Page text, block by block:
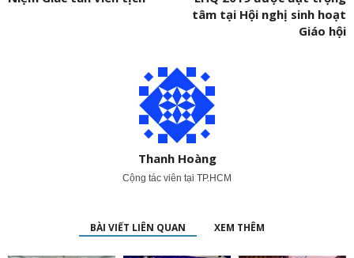
tâm tại Hội nghị sinh hoạt
Giáo hội
Thanh Hoàng
Cộng tác viên tại TP.HCM
BÀI VIẾT LIÊN QUAN XEM THÊM